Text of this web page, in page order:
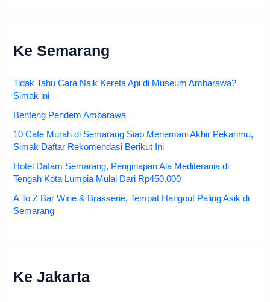
Ke Semarang
Tidak Tahu Cara Naik Kereta Api di Museum Ambarawa?
Simak ini
Benteng Pendem Ambarawa
10 Cafe Murah di Semarang Siap Menemani Akhir Pekanmu,
Simak Daftar Rekomendasi Berikut Ini
Hotel Dafam Semarang, Penginapan Ala Mediterania di
Tengah Kota Lumpia Mulai Dari Rp450.000
A To Z Bar Wine & Brasserie, Tempat Hangout Paling Asik di
Semarang
Ke Jakarta